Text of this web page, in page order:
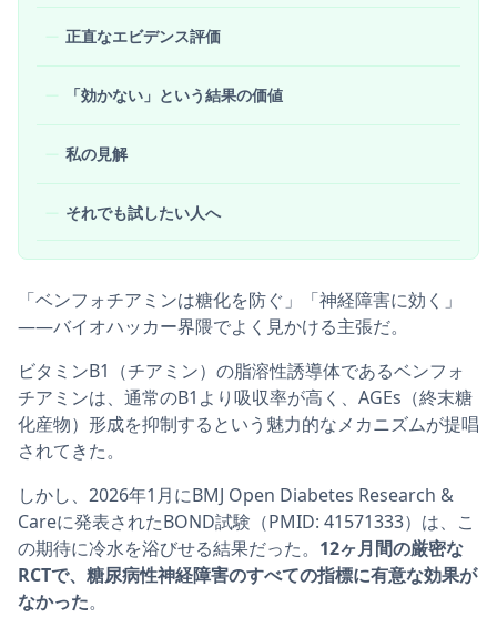
正直なエビデンス評価
「効かない」という結果の価値
私の見解
それでも試したい人へ
「ベンフォチアミンは糖化を防ぐ」「神経障害に効く」
——バイオハッカー界隈でよく見かける主張だ。
ビタミンB1（チアミン）の脂溶性誘導体であるベンフォ
チアミンは、通常のB1より吸収率が高く、AGEs（終末糖
化産物）形成を抑制するという魅力的なメカニズムが提唱
されてきた。
しかし、2026年1月にBMJ Open Diabetes Research &
Careに発表されたBOND試験（PMID: 41571333）は、こ
の期待に冷水を浴びせる結果だった。 12ヶ月間の厳密な
RCTで、糖尿病性神経障害のすべての指標に有意な効果が
なかった。